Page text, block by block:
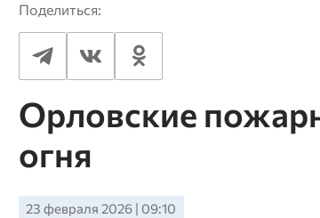
Поделиться:
Орловские
огня
23 февраля 2026 | 09:10